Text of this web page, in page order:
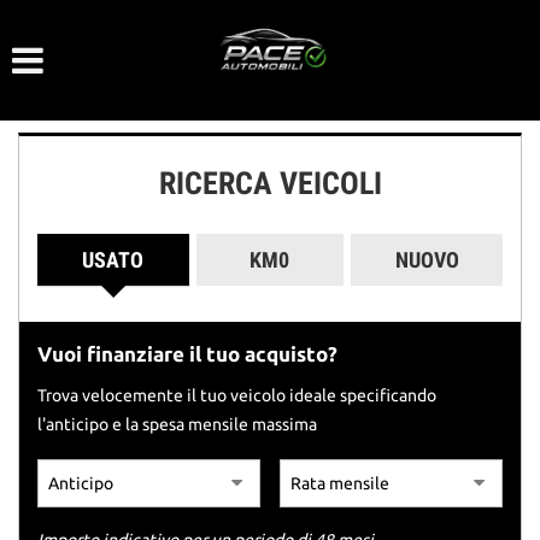
RICERCA VEICOLI
USATO KM0 NUOVO
Vuoi finanziare il tuo acquisto?
Trova velocemente il tuo veicolo ideale specificando
l'anticipo e la spesa mensile massima
tue
consenso
pannello
consente
le
preferenze
di
alle